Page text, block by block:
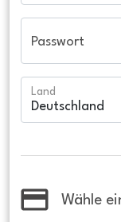
Passwort
Land
Wähle